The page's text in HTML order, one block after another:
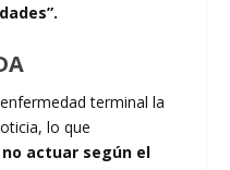
terminal la
lo que
actuar según el